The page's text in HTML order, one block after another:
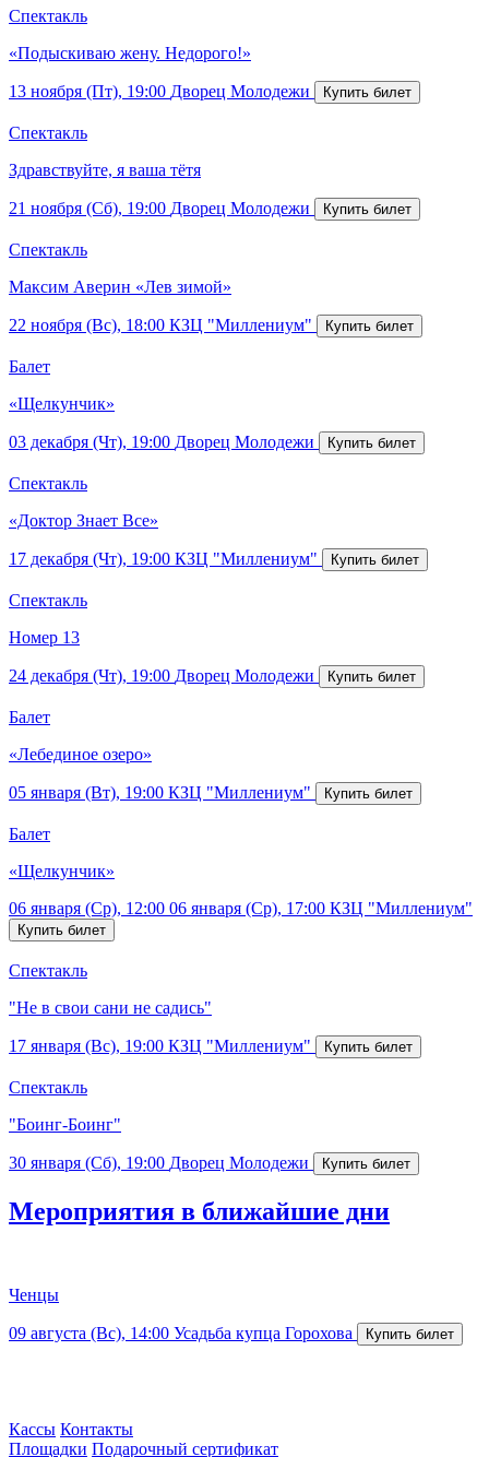
Спектакль
«Подыскиваю жену. Недорого!»
13 ноября (Пт), 19:00 Дворец Молодежи
Спектакль
Здравствуйте, я ваша тётя
21 ноября (Сб), 19:00 Дворец Молодежи
Спектакль
Максим Аверин «Лев зимой»
22 ноября (Вс), 18:00 КЗЦ "Миллениум"
Балет
«Щелкунчик»
03 декабря (Чт), 19:00 Дворец Молодежи
Спектакль
«Доктор Знает Все»
17 декабря (Чт), 19:00 КЗЦ "Миллениум"
Спектакль
Номер 13
24 декабря (Чт), 19:00 Дворец Молодежи
Балет
«Лебединое озеро»
05 января (Вт), 19:00 КЗЦ "Миллениум"
Балет
«Щелкунчик»
06 января (Ср), 12:00 06 января (Ср), 17:00 КЗЦ "Миллениум"
Спектакль
"Не в свои сани не садись"
17 января (Вс), 19:00 КЗЦ "Миллениум"
Спектакль
"Боинг-Боинг"
30 января (Сб), 19:00 Дворец Молодежи
Мероприятия в ближайшие дни
Ченцы
09 августа (Вс), 14:00 Усадьба купца Горохова
Кассы Контакты
Площадки Подарочный сертификат